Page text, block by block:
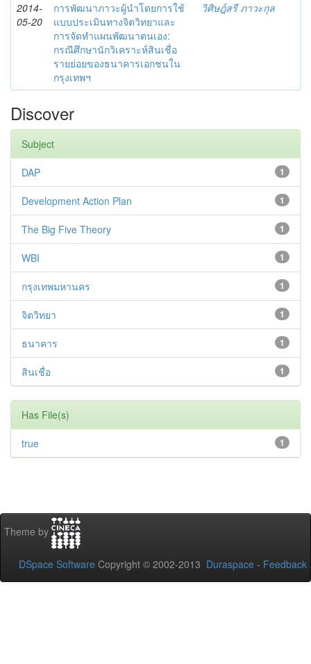
2014-
05-20
การพัฒนาภาวะผู้นำโดยการใช้
แบบประเมินทางจิตวิทยาและ
การจัดทำแผนพัฒนาตนเอง:
กรณีศึกษานักวิเคราะห์สินเชื่อ
รายย่อยของธนาคารเอกชนใน
กรุงเทพฯ
วิศิษฎ์สรี ภาวะกุล
Discover
Subject
1
DAP
1
Development Action Plan
1
The Big Five Theory
1
WBI
1
กรุงเทพมหานคร
1
จิตวิทยา
1
ธนาคาร
1
สินเชื่อ
Has File(s)
1
true
Theme by
DSpace Software Copyright © 2002-2013 Duraspace - Feedback